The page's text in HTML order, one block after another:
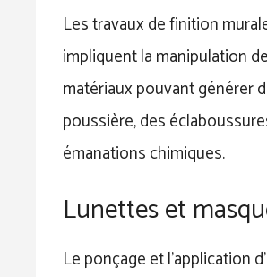
Les travaux de finition
impliquent la manipulation de
matériaux pouvant générer
poussière, des
émanations chimiques.
Lunettes et
Le ponçage et l’application